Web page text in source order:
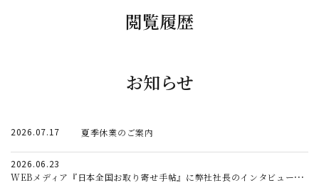
閲覧履歴
お知らせ
2026.07.17 夏季休業のご案内
2026.06.23
WEBメディア『日本全国お取り寄せ手帖』に弊社社長のインタビュー記事が掲載されました。